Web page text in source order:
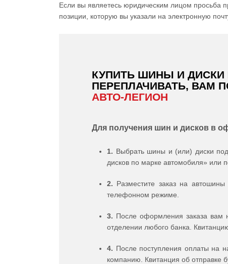
Если вы являетесь юридическим лицом просьба
позиции, которую вы указали на электронную
КУПИТЬ ШИНЫ И ДИСКИ
ПЕРЕПЛАЧИВАТЬ, ВАМ
АВТО-ЛЕГИОН
Для получения шин и дисков в
1. Выбрать шины и (или) диски
дисков по марке автомобиля» или
2. Разместите заказ на
телефонном режиме.
3. После оформления заказа вам
отделении любого банка.
4. После поступления оплаты на
компанию. Квитанция об отправке